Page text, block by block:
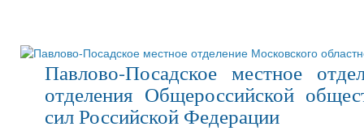
Павлово-Посадское местное
отделения Общероссийской
сил Российской Федерации